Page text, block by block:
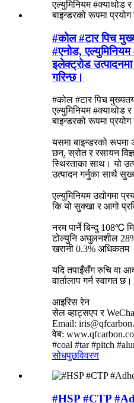
#कोल #टार पिच
#एनोड,
इलेक्ट्रोड
गरिन्छ।
#कोल #टार पिच
एल्युमिनियम #क्याथोड
बाइन्डरको रूपमा प्रयोग
यसमा बाइन्डरको रूपमा
छन्, स्रोत र रसायन
स्थिरताका साथ। यो
उत्पादन गर्नुका साथै
एल्युमिनियम उद्योगमा
कि यो सुक्खा र आगो
नरम पार्ने बिन्दु 108℃
टोल्युनि अघुलनशील
खरानी 0.3% अधिकतम
यदि तपाइँसँग रुचि वा
वार्तालाप गर्न स्वागत छ।
आइरिस रेन
सेल व्हाट्सएप र
Email:
वेब:
#coal #tar #pitch
सोधपुछविवरण
#HSP #CTP